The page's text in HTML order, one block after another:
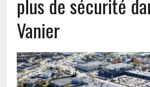
plus de sécurité
Vanier